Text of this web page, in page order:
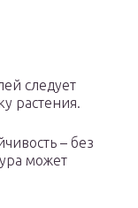
следует
растения.
– без
может